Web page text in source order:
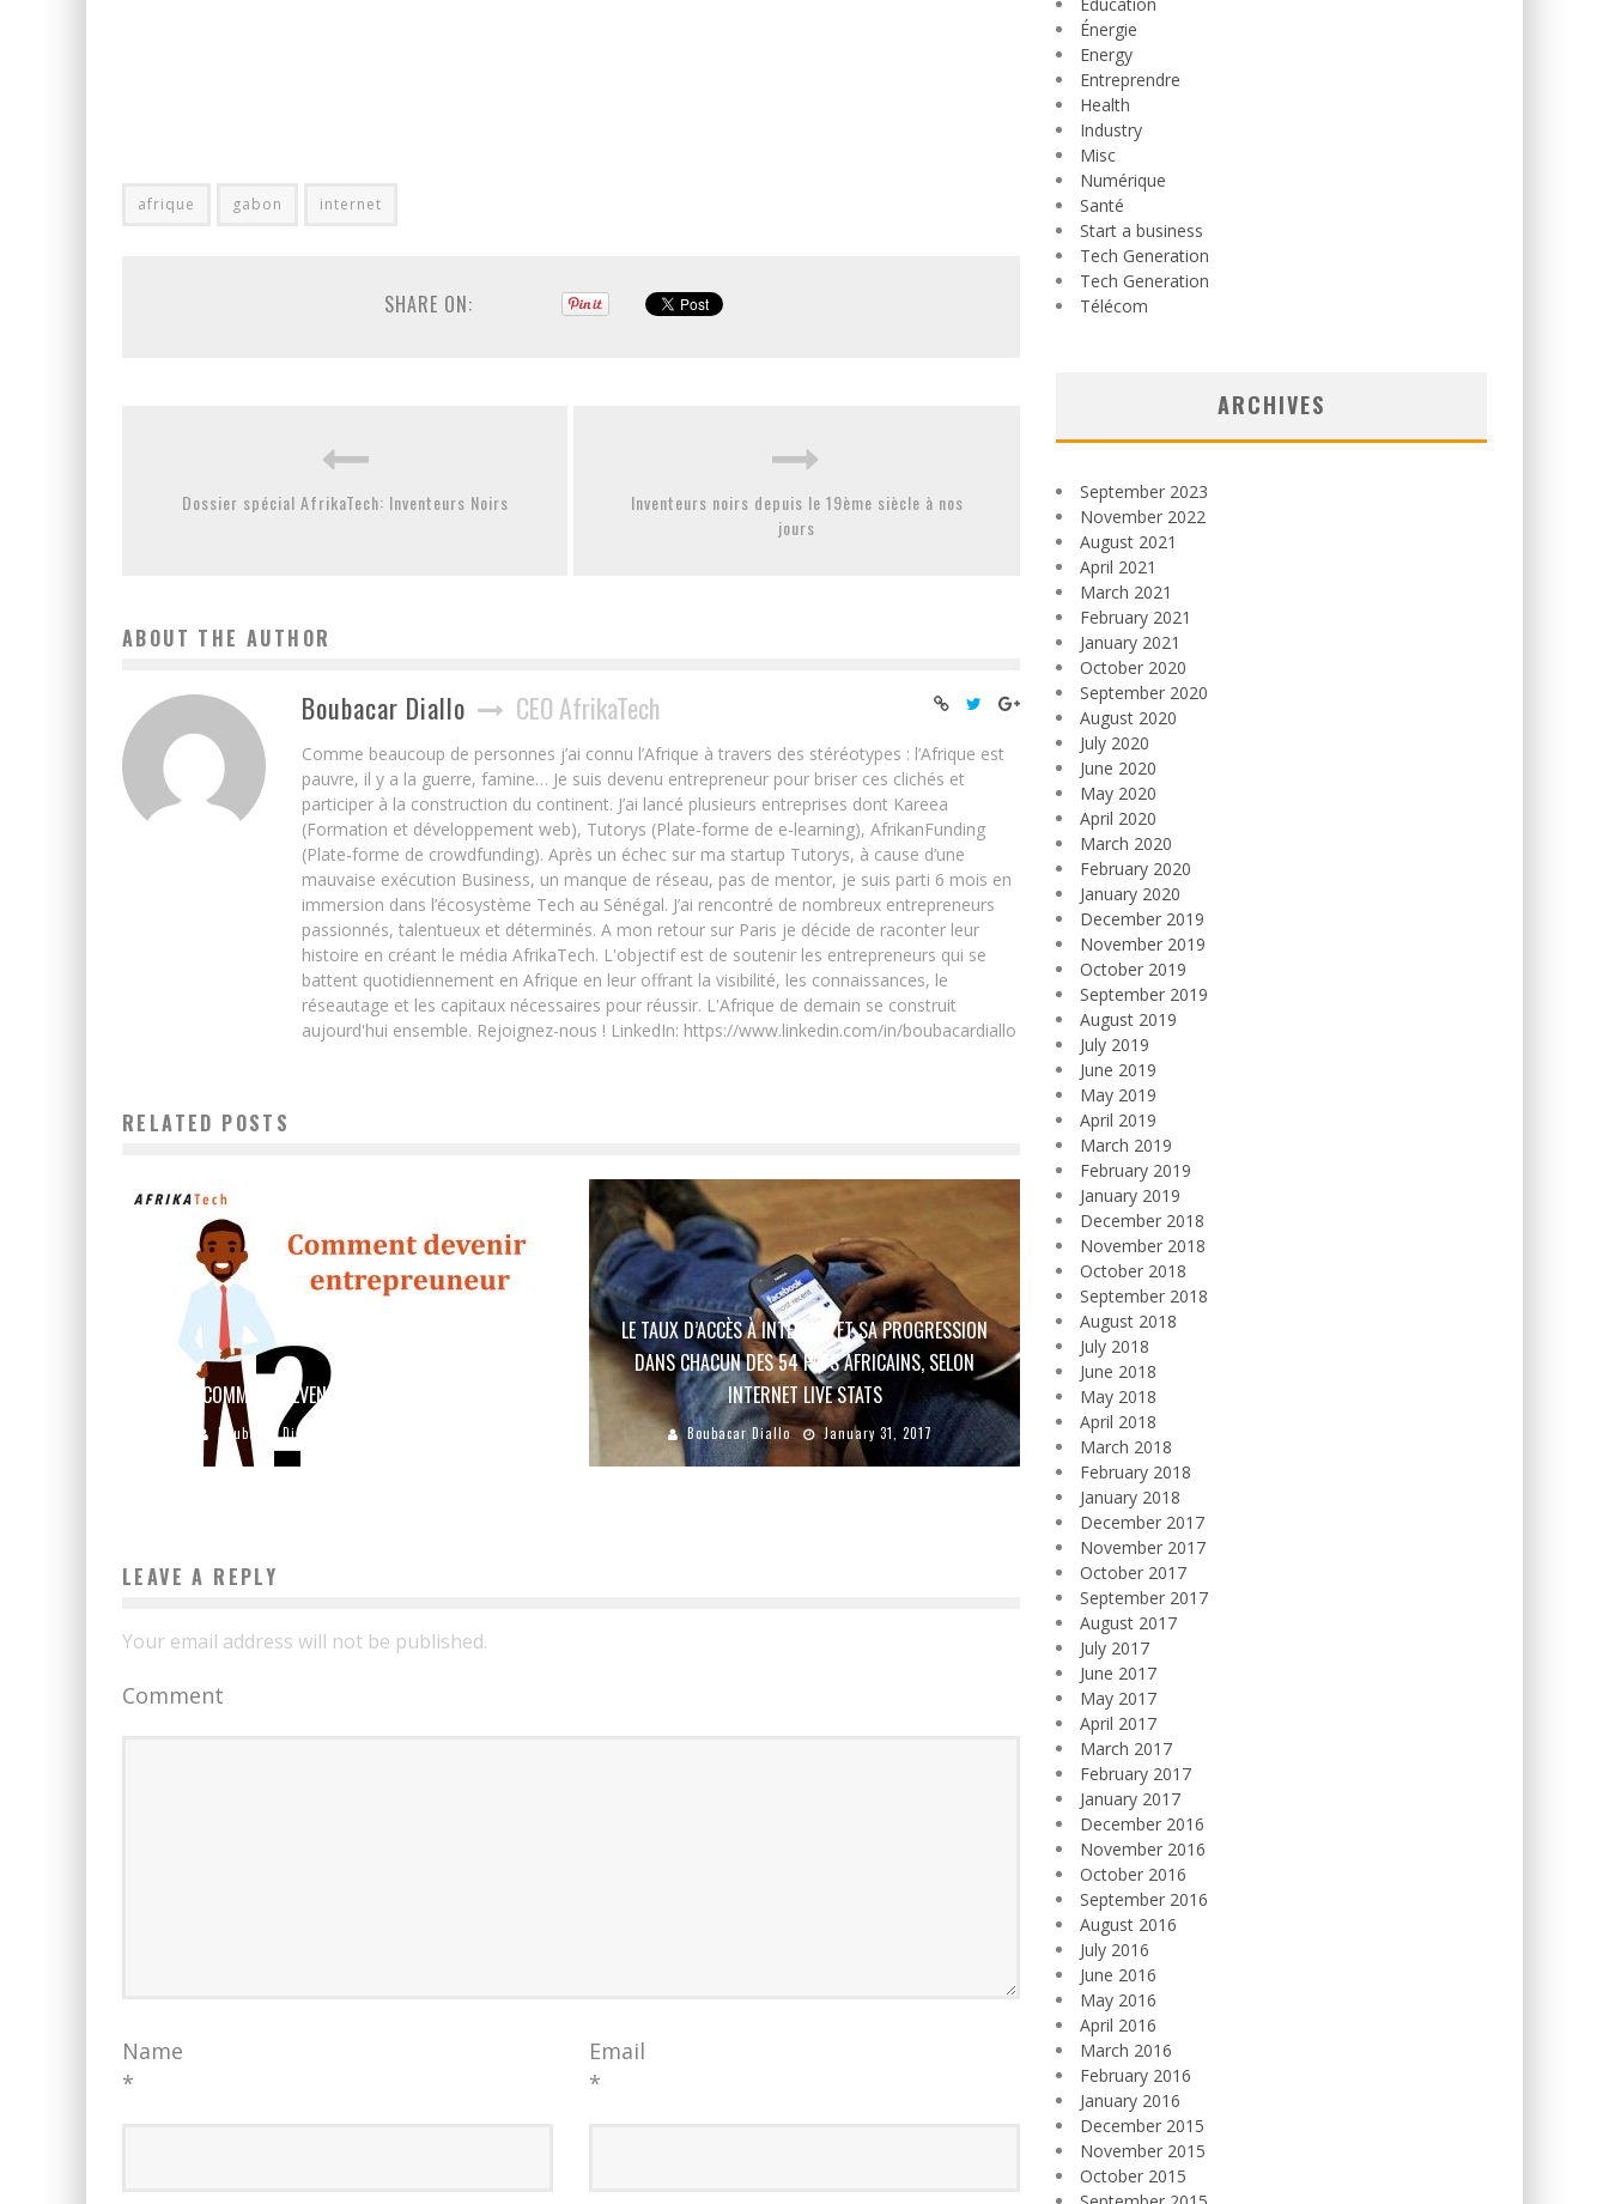
afrique gabon internet
SHARE ON:
Dossier spécial AfrikaTech: Inventeurs Noirs
Inventeurs noirs depuis le 19ème siècle à nos
jours
ABOUT THE AUTHOR
Boubacar Diallo CEO AfrikaTech
Comme beaucoup de personnes j’ai connu l’Afrique à travers des stéréotypes : l’Afrique est
pauvre, il y a la guerre, famine… Je suis devenu entrepreneur pour briser ces clichés et
participer à la construction du continent. J’ai lancé plusieurs entreprises dont Kareea
(Formation et développement web), Tutorys (Plate-forme de e-learning), AfrikanFunding
(Plate-forme de crowdfunding). Après un échec sur ma startup Tutorys, à cause d’une
mauvaise exécution Business, un manque de réseau, pas de mentor, je suis parti 6 mois en
immersion dans l’écosystème Tech au Sénégal. J’ai rencontré de nombreux entrepreneurs
passionnés, talentueux et déterminés. A mon retour sur Paris je décide de raconter leur
histoire en créant le média AfrikaTech. L'objectif est de soutenir les entrepreneurs qui se
battent quotidiennement en Afrique en leur offrant la visibilité, les connaissances, le
réseautage et les capitaux nécessaires pour réussir. L'Afrique de demain se construit
aujourd'hui ensemble. Rejoignez-nous ! LinkedIn: https://www.linkedin.com/in/boubacardiallo
RELATED POSTS
COMMENT DEVENIR ENTREPRENEUR ?
Boubacar Diallo
LE TAUX D’ACCÈS À INTERNET ET SA PROGRESSION
DANS CHACUN DES 54 PAYS AFRICAINS, SELON
INTERNET LIVE STATS
Boubacar Diallo January 31, 2017
LEAVE A REPLY
Your email address will not be published.
Comment
Name
*
Email
*
Énergie
Energy
Entreprendre
Health
Industry
Misc
Numérique
Santé
Start a business
Tech Generation
Tech Generation
Télécom
ARCHIVES
September 2023
November 2022
August 2021
April 2021
March 2021
February 2021
January 2021
October 2020
September 2020
August 2020
July 2020
June 2020
May 2020
April 2020
March 2020
February 2020
January 2020
December 2019
November 2019
October 2019
September 2019
August 2019
July 2019
June 2019
May 2019
April 2019
March 2019
February 2019
January 2019
December 2018
November 2018
October 2018
September 2018
August 2018
July 2018
June 2018
May 2018
April 2018
March 2018
February 2018
January 2018
December 2017
November 2017
October 2017
September 2017
August 2017
July 2017
June 2017
May 2017
April 2017
March 2017
February 2017
January 2017
December 2016
November 2016
October 2016
September 2016
August 2016
July 2016
June 2016
May 2016
April 2016
March 2016
February 2016
January 2016
December 2015
November 2015
October 2015